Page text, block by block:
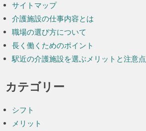
サイトマップ
介護施設の仕事内容とは
職場の選び方について
長く働くためのポイント
駅近の介護施設を選ぶメリットと注意点
カテゴリー
シフト
メリット